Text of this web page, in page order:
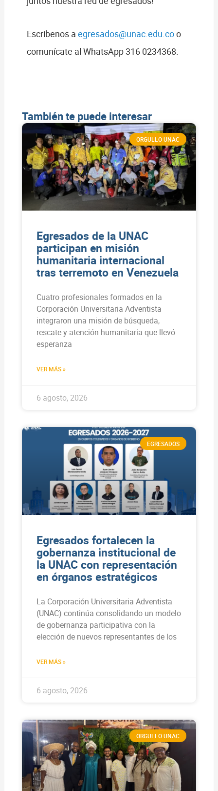
Escríbenos a egresados@unac.edu.coo
comunícate al WhatsApp 316 0234368.
También te puede interesar
ORGULLO UNAC
Egresados de la UNAC
participan en misión
humanitaria internacional
tras terremoto en Venezuela
Cuatro profesionales formados en la
Corporación Universitaria Adventista
integraron una misión de búsqueda,
rescate y atención humanitaria que llevó
esperanza
VER MÁS »
6 agosto, 2026
EGRESADOS
Egresados fortalecen la
gobernanza institucional de
la UNAC con representación
en órganos estratégicos
La Corporación Universitaria Adventista
(UNAC) continúa consolidando un modelo
de gobernanza participativa con la
elección de nuevos representantes de los
VER MÁS »
6 agosto, 2026
ORGULLO UNAC